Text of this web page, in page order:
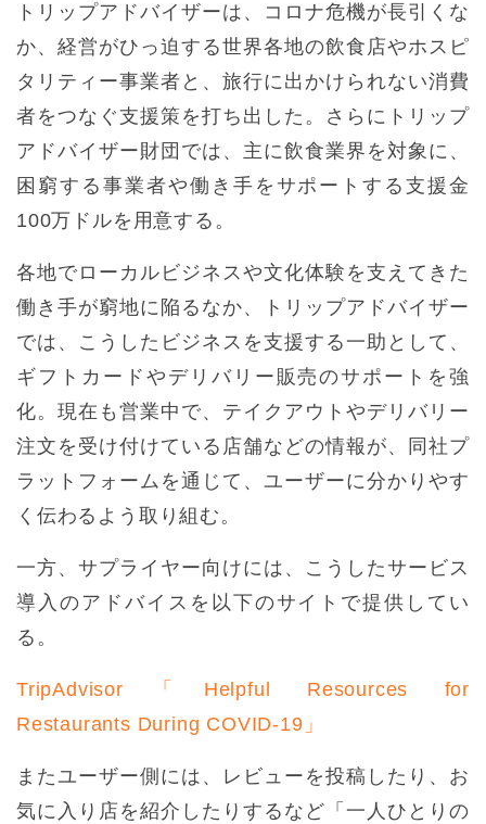
トリップアドバイザーは、コロナ危機が長引くな
か、経営がひっ迫する世界各地の飲食店やホスピ
タリティー事業者と、旅行に出かけられない消費
者をつなぐ支援策を打ち出した。さらにトリップ
アドバイザー財団では、主に飲食業界を対象に、
困窮する事業者や働き手をサポートする支援金
100万ドルを用意する。
各地でローカルビジネスや文化体験を支えてきた
働き手が窮地に陥るなか、トリップアドバイザー
では、こうしたビジネスを支援する一助として、
ギフトカードやデリバリー販売のサポートを強
化。現在も営業中で、テイクアウトやデリバリー
注文を受け付けている店舗などの情報が、同社プ
ラットフォームを通じて、ユーザーに分かりやす
く伝わるよう取り組む。
一方、サプライヤー向けには、こうしたサービス
導入のアドバイスを以下のサイトで提供してい
る。
TripAdvisor「Helpful Resources for
Restaurants During COVID-19」
またユーザー側には、レビューを投稿したり、お
気に入り店を紹介したりするなど「一人ひとりの